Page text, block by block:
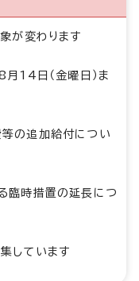
が変わります
14日（金曜日）ま
の追加給付につい
臨時措置の延長につ
しています